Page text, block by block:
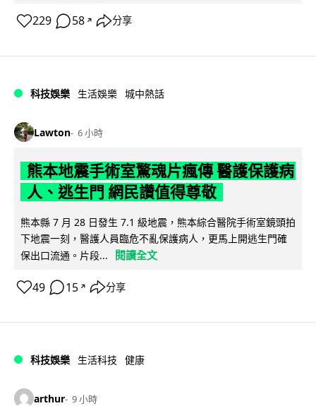
229 58 ↗ 分享
科技娛樂 生活娛樂 城中熱話
Lawton 6 小時
熊本地震手術室驚魂片瘋傳 醫護保護病
人、逃生門 網民讚值得尊敬
熊本縣 7 月 28 日發生 7.1 級地震，熊本綜合醫院手術室鏡頭拍
下地震一刻，醫護人員臨危不亂保護病人，更馬上開逃生門確
保出口流通。片段...
閱讀全文
49 15 ↗ 分享
科技娛樂 生活科技 健康
arthur 9 小時